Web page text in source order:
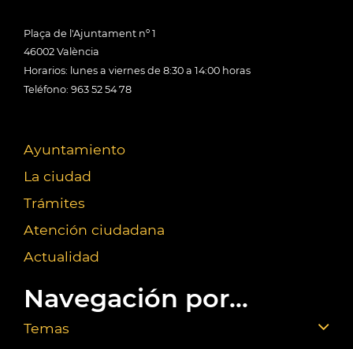
Plaça de l'Ajuntament nº 1
46002 València
Horarios: lunes a viernes de 8:30 a 14:00 horas
Teléfono: 963 52 54 78
Ayuntamiento
La ciudad
Trámites
Atención ciudadana
Actualidad
Navegación por...
Temas